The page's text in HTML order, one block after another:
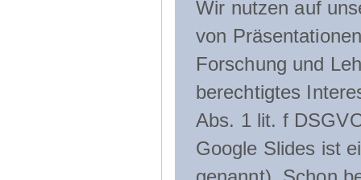
Wir nutzen auf
von
Forschung und
berechtigtes
Abs. 1 lit. f
Google Slides ist